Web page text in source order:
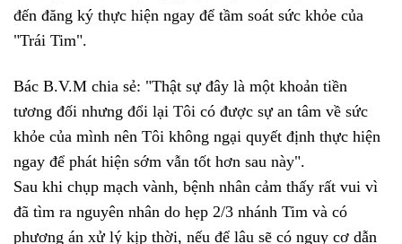
đến đăng ký thực hiện ngay để tầm soát sức khỏe của
"Trái Tim".
Bác B.V.M chia sẻ: "Thật sự đây là một khoản tiền
tương đối nhưng đổi lại Tôi có được sự an tâm về sức
khỏe của mình nên Tôi không ngại quyết định thực hiện
ngay để phát hiện sớm vẫn tốt hơn sau này".
Sau khi chụp mạch vành, bệnh nhân cảm thấy rất vui vì
đã tìm ra nguyên nhân do hẹp 2/3 nhánh Tim và có
phương án xử lý kịp thời, nếu để lâu sẽ có nguy cơ dẫn